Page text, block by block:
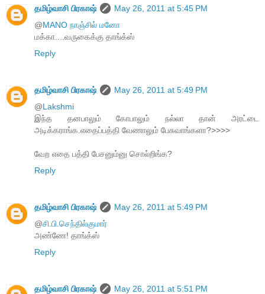
தமிழ்வாசி பிரகாஷ்
May 26, 2011 at 5:45 PM
@MANO நாஞ்சில் மனோ
மக்கா....வருகைக்கு தாங்க்ஸ்
Reply
தமிழ்வாசி பிரகாஷ்
May 26, 2011 at 5:49 PM
@Lakshmi
இந்த தனபாலும் கோபாலும் நல்லா தான் அரட்டை
அடிக்கராங்க.எதைப்பத்தி வேணாலும் பேசுவாங்களா?>>>>
வேற எதை பத்தி பேசனும்னு சொல்றிங்க?
Reply
தமிழ்வாசி பிரகாஷ்
May 26, 2011 at 5:49 PM
@சி.பி.செந்தில்குமார்
அண்ணே! தாங்க்ஸ்
Reply
தமிழ்வாசி பிரகாஷ்
May 26, 2011 at 5:51 PM